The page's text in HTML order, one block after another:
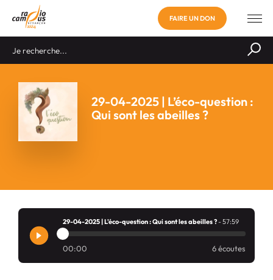
FAIRE UN DON
29-04-2025 | L’éco-question :
Qui sont les abeilles ?
29-04-2025 | L'éco-question : Qui sont les abeilles ?- 57:59
00:00 6 écoutes